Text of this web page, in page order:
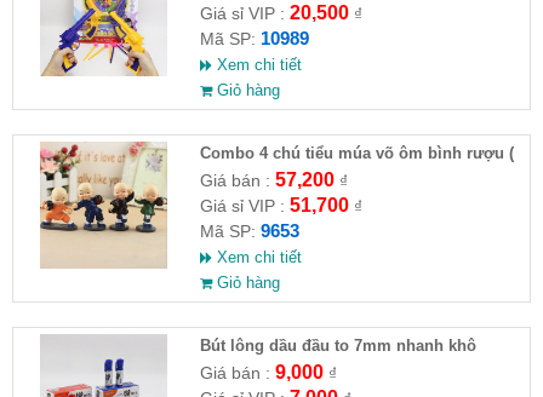
Giá sỉ VIP : 20,500₫
Mã SP: 10989
Xem chi tiết
Giỏ hàng
Combo 4 chú tiểu múa võ ôm bình rượu (
HĐ )
Giá bán : 57,200₫
Giá sỉ VIP : 51,700₫
Mã SP: 9653
Xem chi tiết
Giỏ hàng
Bút lông dầu đầu to 7mm nhanh khô
Giá bán : 9,000₫